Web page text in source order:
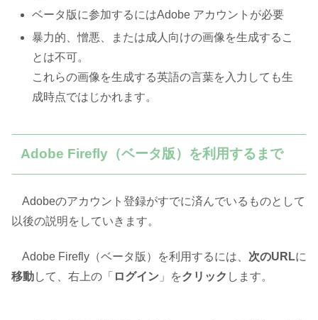
ベータ版に参加するにはAdobe アカウントが必要
暴力的、憎悪、または成人向けの画像を生成するこ
とは不可。
これらの画像を生成する英語の言葉を入力しても生
成時点ではじかれます。
Adobe Firefly（ベータ版）を利用するまで
Adobeのアカウント登録がすでに済んでいるものとして
以後の説明をしていきます。
Adobe Firefly（ベータ版）を利用するには、 次のURLに
移動して、右上の「 ログイン 」をクリック します。